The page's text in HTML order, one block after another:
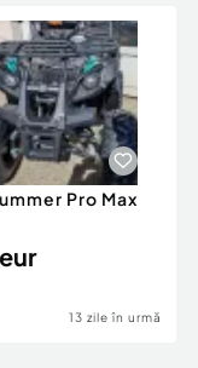
Pro Max
13 zile în urmă